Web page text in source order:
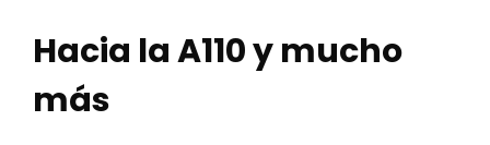
Hacia la A110 y mucho
más